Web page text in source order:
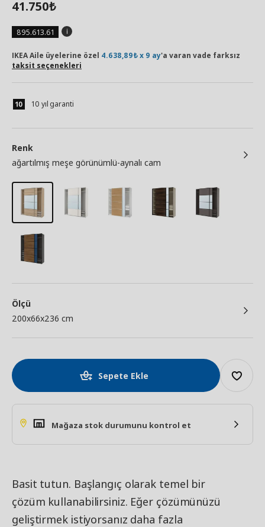
41.750₺
895.613.61
IKEA Aile üyelerine özel 4.638,89₺ x 9 ay'a varan vade farksız
taksit seçenekleri
10 yıl garanti
Renk
ağartılmış meşe görünümlü-aynalı cam
Ölçü
200x66x236 cm
Sepete Ekle
Mağaza stok durumunu kontrol et
Basit tutun. Başlangıç olarak temel bir
çözüm kullanabilirsiniz. Eğer çözümünüzü
geliştirmek istiyorsanız daha fazla